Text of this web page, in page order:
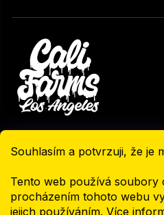
Souhlasím a potvrzuji, že je
Tento web používá soubory
procházením tohoto webu
jejich používáním. Více
© 2026 Califarms. All rights
GDPR |
Vytvořil Shoptet